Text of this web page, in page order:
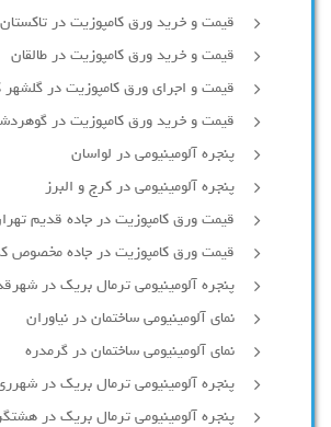
قیمت و خرید ورق کامپوزیت در
قیمت و خرید ورق کامپوزیت در طالقان
قیمت و اجرای ورق کامپوزیت در گلشهر
قیمت و خرید ورق کامپوزیت در
پنجره آلومینیومی در لواسان
پنجره آلومینیومی در کرج و البرز
قیمت ورق کامپوزیت در جاده قدیم
قیمت ورق کامپوزیت در جاده مخصوص
پنجره آلومینیومی ترمال بریک در
نمای آلومینیومی ساختمان در نیاوران
نمای آلومینیومی ساختمان در گرمدره
پنجره آلومینیومی ترمال بریک در
پنجره آلومینیومی ترمال بریک در